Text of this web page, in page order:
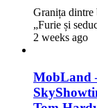
Granița dintre
„Furie și
2 weeks ago
MobLand